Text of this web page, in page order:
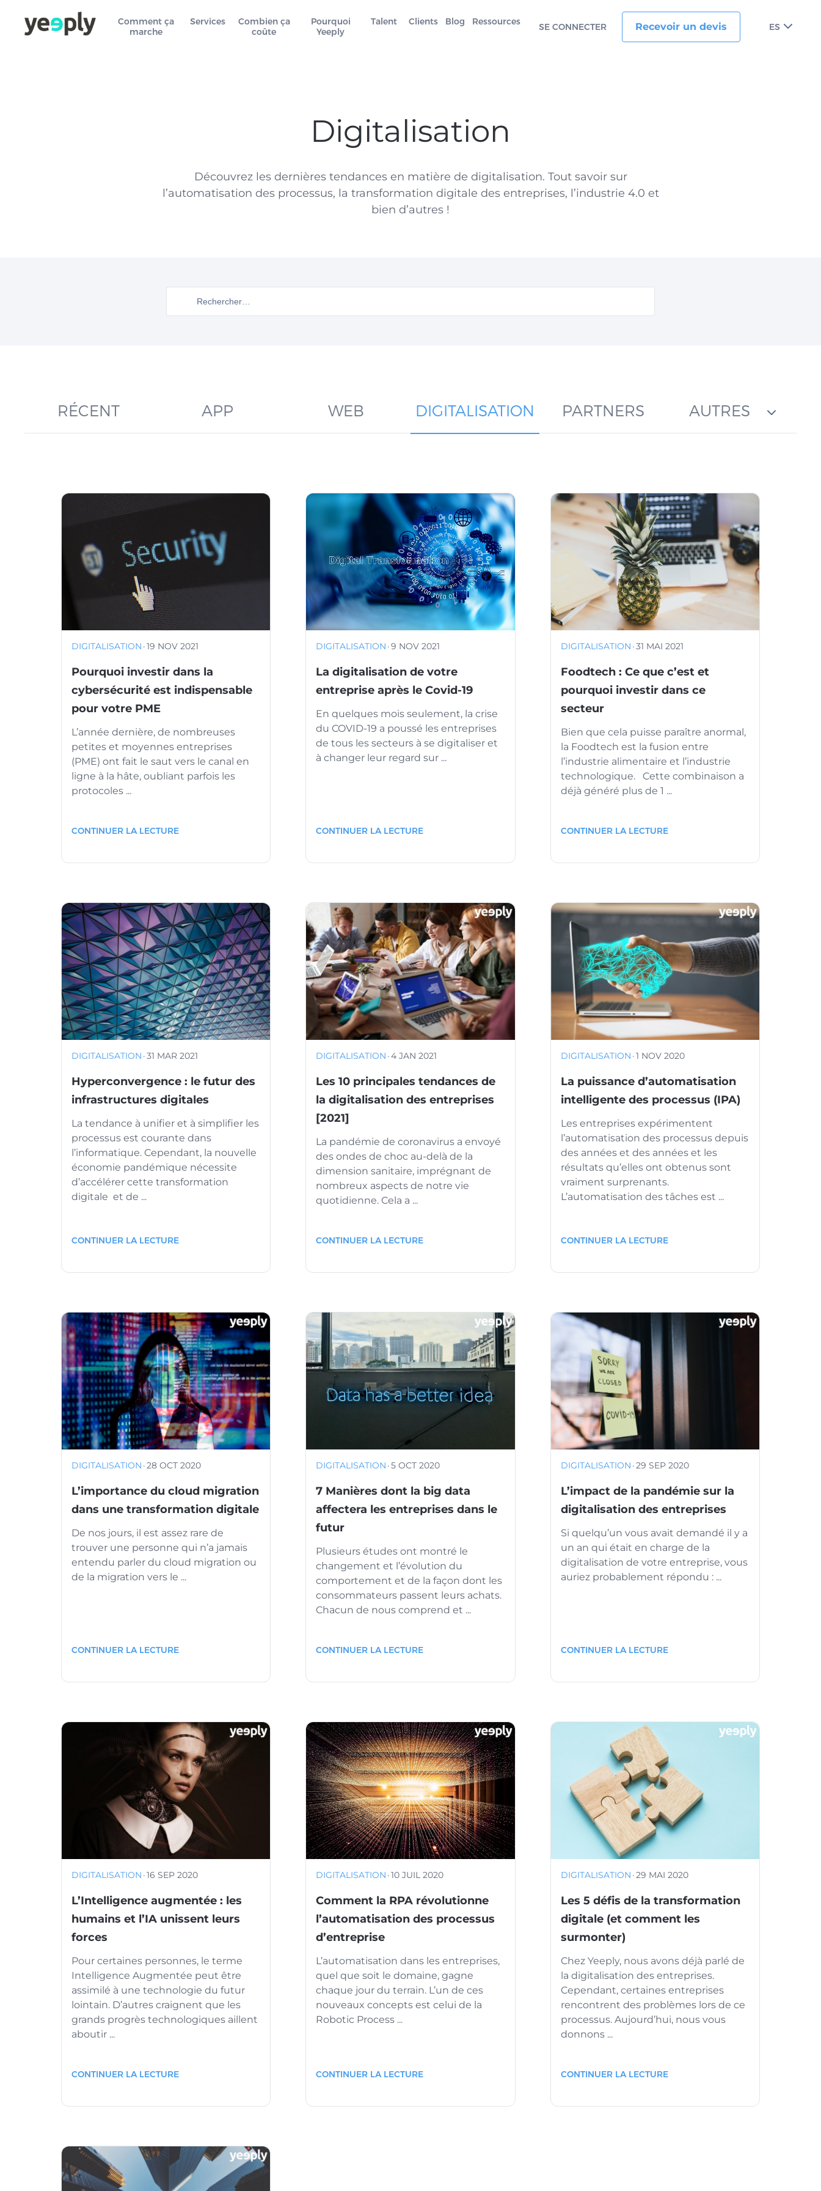
Comment ça
marche
Services
Combien ça
coûte
Pourquoi
Yeeply
Talent Clients Blog Ressources SE CONNECTER Recevoir un devis ES
Digitalisation
Découvrez les dernières tendances en matière de digitalisation. Tout savoir sur
l’automatisation des processus, la transformation digitale des entreprises, l’industrie 4.0 et
bien d’autres !
RÉCENT APP WEB DIGITALISATION PARTNERS AUTRES
DIGITALISATION ·19 NOV 2021
Pourquoi investir dans la
cybersécurité est indispensable
pour votre PME
L’année dernière, de nombreuses
petites et moyennes entreprises
(PME) ont fait le saut vers le canal en
ligne à la hâte, oubliant parfois les
protocoles ...
CONTINUER LA LECTURE
DIGITALISATION ·9 NOV 2021
La digitalisation de votre
entreprise après le Covid-19
En quelques mois seulement, la crise
du COVID-19 a poussé les entreprises
de tous les secteurs à se digitaliser et
à changer leur regard sur ...
CONTINUER LA LECTURE
DIGITALISATION ·31 MAI 2021
Foodtech : Ce que c’est et
pourquoi investir dans ce
secteur
Bien que cela puisse paraître anormal,
la Foodtech est la fusion entre
l’industrie alimentaire et l’industrie
technologique. Cette combinaison a
déjà généré plus de 1 ...
CONTINUER LA LECTURE
DIGITALISATION ·31 MAR 2021
Hyperconvergence : le futur des
infrastructures digitales
La tendance à unifier et à simplifier les
processus est courante dans
l’informatique. Cependant, la nouvelle
économie pandémique nécessite
d’accélérer cette transformation
digitale et de ...
CONTINUER LA LECTURE
DIGITALISATION ·4 JAN 2021
Les 10 principales tendances de
la digitalisation des entreprises
[2021]
La pandémie de coronavirus a envoyé
des ondes de choc au-delà de la
dimension sanitaire, imprégnant de
nombreux aspects de notre vie
quotidienne. Cela a ...
CONTINUER LA LECTURE
DIGITALISATION ·1 NOV 2020
La puissance d’automatisation
intelligente des processus (IPA)
Les entreprises expérimentent
l’automatisation des processus depuis
des années et des années et les
résultats qu’elles ont obtenus sont
vraiment surprenants.
L’automatisation des tâches est ...
CONTINUER LA LECTURE
DIGITALISATION ·28 OCT 2020
L’importance du cloud migration
dans une transformation digitale
De nos jours, il est assez rare de
trouver une personne qui n’a jamais
entendu parler du cloud migration ou
de la migration vers le ...
CONTINUER LA LECTURE
DIGITALISATION ·5 OCT 2020
7 Manières dont la big data
affectera les entreprises dans le
futur
Plusieurs études ont montré le
changement et l’évolution du
comportement et de la façon dont les
consommateurs passent leurs achats.
Chacun de nous comprend et ...
CONTINUER LA LECTURE
DIGITALISATION ·29 SEP 2020
L’impact de la pandémie sur la
digitalisation des entreprises
Si quelqu’un vous avait demandé il y a
un an qui était en charge de la
digitalisation de votre entreprise, vous
auriez probablement répondu : ...
CONTINUER LA LECTURE
DIGITALISATION ·16 SEP 2020
L’Intelligence augmentée : les
humains et l’IA unissent leurs
forces
Pour certaines personnes, le terme
Intelligence Augmentée peut être
assimilé à une technologie du futur
lointain. D’autres craignent que les
grands progrès technologiques aillent
aboutir ...
CONTINUER LA LECTURE
DIGITALISATION ·10 JUIL 2020
Comment la RPA révolutionne
l’automatisation des processus
d’entreprise
L’automatisation dans les entreprises,
quel que soit le domaine, gagne
chaque jour du terrain. L’un de ces
nouveaux concepts est celui de la
Robotic Process ...
CONTINUER LA LECTURE
DIGITALISATION ·29 MAI 2020
Les 5 défis de la transformation
digitale (et comment les
surmonter)
Chez Yeeply, nous avons déjà parlé de
la digitalisation des entreprises.
Cependant, certaines entreprises
rencontrent des problèmes lors de ce
processus. Aujourd’hui, nous vous
donnons ...
CONTINUER LA LECTURE